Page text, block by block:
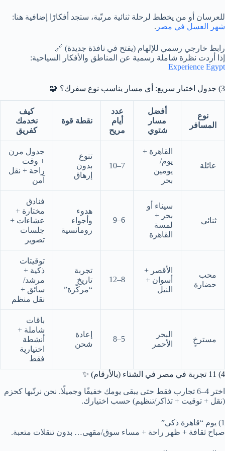
للعرسان أو من يخطط لرحلة ثنائية مرتّبة، ستجد أفكارًا إضافية هنا:
شهر العسل في مصر .
رابط خارجي رسمي للإلهام (يفتح في نافذة جديدة) 🔗
إذا أردت نظرة شاملة رسمية عن المناطق والأفكار السياحية:
Experience Egypt
3) جدول اختيار سريع: أي مسار يناسب نوع سفرك؟ 🧩
نوع
المسافر
أفضل
مسار
شتوي
عدد
أيام
مريح
نقطة قوة
كيف
نخدمك
كفريق
عائلة
القاهرة +
يوم/
يومين
بحر
7–10
تنوع
بدون
إرهاق
جدول مرن
+ وقت
راحة + نقل
آمن
ثنائي
سيناء أو
بحر +
لمسة
القاهرة
6–9
هدوء
وأجواء
رومانسية
فنادق
مختارة +
عشاءات +
جلسات
تصوير
محب
حضارة
الأقصر +
أسوان +
النيل
8–12
تجربة
تاريخ
“مركّزة”
توقيتات
ذكية +
مرشد/
سائق +
نقل منظم
مسترخٍ
البحر
الأحمر
5–8
إعادة
شحن
باقات
شاملة +
أنشطة
اختيارية
فقط
4) 11 تجربة في مصر في الشتاء (بالأرقام) ✨
اختر 4–6 تجارب فقط حتى يبقى يومك خفيفًا وجميلًا. نحن نرتّبها كحزم
(نقل + توقيت + تذاكر/تنظيم) حسب اختيارك.
1) يوم “قاهرة ذكي”
صباح ثقافة + ظهر راحة + مساء سوق/مقهى… بدون تنقلات متعبة.